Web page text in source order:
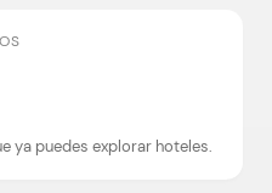
ya puedes explorar hoteles.